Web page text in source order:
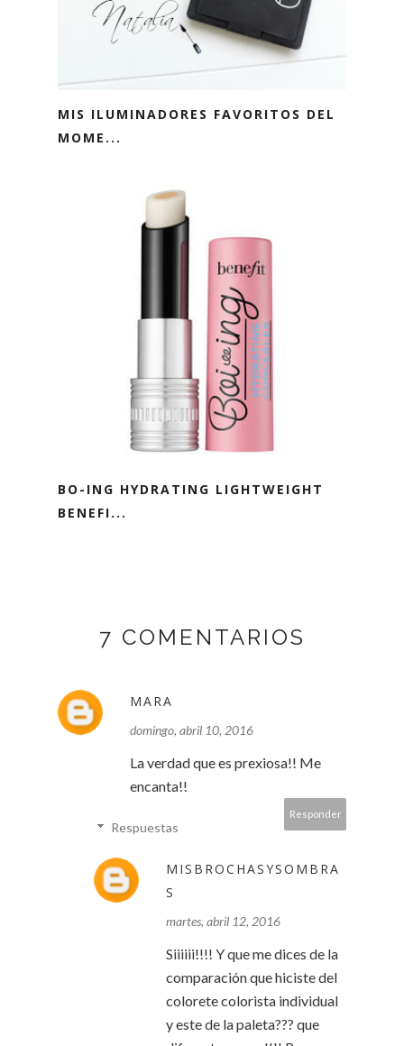
MIS ILUMINADORES FAVORITOS DEL
MOME...
BO-ING HYDRATING LIGHTWEIGHT
BENEFI...
7 COMENTARIOS
MARA
domingo, abril 10, 2016
La verdad que es prexiosa!! Me
encanta!!
Responder
Respuestas
MISBROCHASYSOMBRA
S
martes, abril 12, 2016
Siiiiii!!!! Y que me dices de la
comparación que hiciste del
colorete colorista individual
y este de la paleta??? que